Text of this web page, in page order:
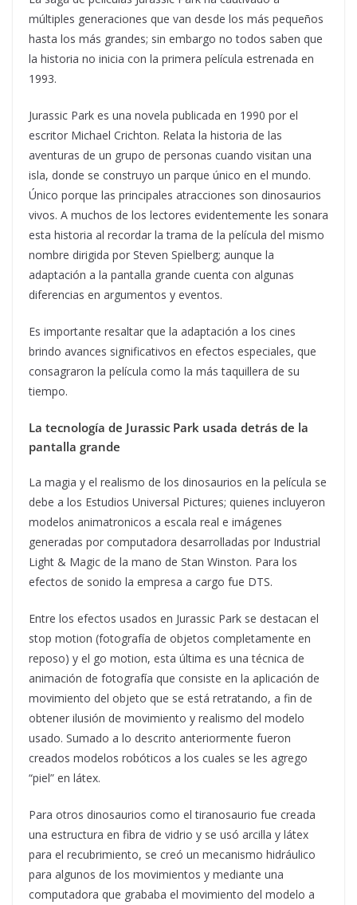
múltiples generaciones que van desde los más pequeños
hasta los más grandes; sin embargo no todos saben que
la historia no inicia con la primera película estrenada en
1993.
Jurassic Park es una novela publicada en 1990 por el
escritor Michael Crichton. Relata la historia de las
aventuras de un grupo de personas cuando visitan una
isla, donde se construyo un parque único en el mundo.
Único porque las principales atracciones son dinosaurios
vivos. A muchos de los lectores evidentemente les sonara
esta historia al recordar la trama de la película del mismo
nombre dirigida por Steven Spielberg; aunque la
adaptación a la pantalla grande cuenta con algunas
diferencias en argumentos y eventos.
Es importante resaltar que la adaptación a los cines
brindo avances significativos en efectos especiales, que
consagraron la película como la más taquillera de su
tiempo.
La tecnología de Jurassic Park usada detrás de la
pantalla grande
La magia y el realismo de los dinosaurios en la película se
debe a los Estudios Universal Pictures; quienes incluyeron
modelos animatronicos a escala real e imágenes
generadas por computadora desarrolladas por Industrial
Light & Magic de la mano de Stan Winston. Para los
efectos de sonido la empresa a cargo fue DTS.
Entre los efectos usados en Jurassic Park se destacan el
stop motion (fotografía de objetos completamente en
reposo) y el go motion, esta última es una técnica de
animación de fotografía que consiste en la aplicación de
movimiento del objeto que se está retratando, a fin de
obtener ilusión de movimiento y realismo del modelo
usado. Sumado a lo descrito anteriormente fueron
creados modelos robóticos a los cuales se les agrego
“piel” en látex.
Para otros dinosaurios como el tiranosaurio fue creada
una estructura en fibra de vidrio y se usó arcilla y látex
para el recubrimiento, se creó un mecanismo hidráulico
para algunos de los movimientos y mediante una
computadora que grababa el movimiento del modelo a